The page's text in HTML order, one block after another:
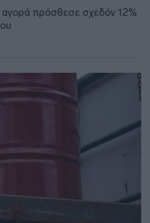
αγορά πρόσθεσε σχεδόν 12%